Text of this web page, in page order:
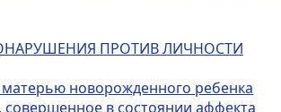
ПРОТИВ ЛИЧНОСТИ
матерью новорожденного ребенка
совершенное в состоянии аффекта